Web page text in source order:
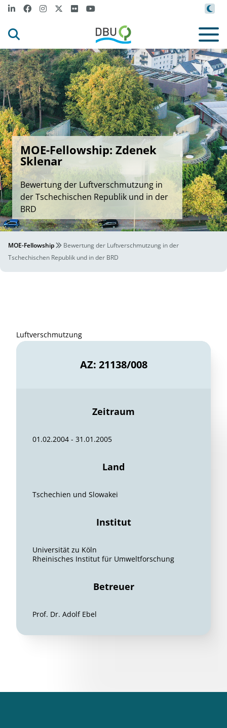
MOE-Fellowship: Zdenek
Sklenar
Bewertung der Luftverschmutzung in
der Tschechischen Republik und in der
BRD
MOE-Fellowship
Bewertung der Luftverschmutzung in der
Tschechischen Republik und in der BRD
Luftverschmutzung
AZ: 21138/008
Zeitraum
01.02.2004 - 31.01.2005
Land
Tschechien und Slowakei
Institut
Universität zu Köln
Rheinisches Institut für Umweltforschung
Betreuer
Prof. Dr. Adolf Ebel